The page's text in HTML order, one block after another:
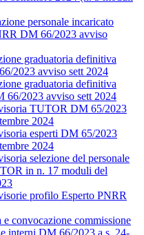
personale incaricato
DM 66/2023 avviso
graduatoria definitiva
2023 avviso sett 2024
graduatoria definitiva
66/2023 avviso sett 2024
TUTOR DM 65/2023
2024
esperti DM 65/2023
2024
selezione del personale
in n. 17 moduli del
profilo Esperto PNRR
e convocazione commissione